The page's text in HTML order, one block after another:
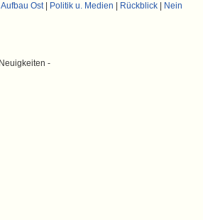
|Aufbau Ost| Politik u. Medien Rückblick
Nein
-